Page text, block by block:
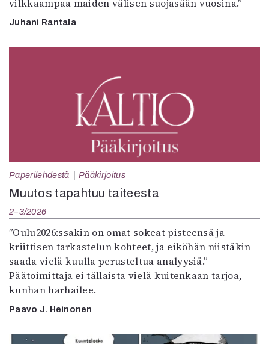
vilkkaampaa maiden välisen suojasään vuosina.”
Juhani Rantala
Paperilehdestä Pääkirjoitus
Muutos tapahtuu taiteesta
2–3/2026
”Oulu2026:ssakin on omat sokeat pisteensä ja
kriittisen tarkastelun kohteet, ja eiköhän niistäkin
saada vielä kuulla perusteltua analyysiä.”
Päätoimittaja ei tällaista vielä kuitenkaan tarjoa,
kunhan harhailee.
Paavo J. Heinonen